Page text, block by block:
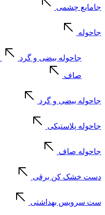
جامایع چشمی
جاحوله
جاحوله بیضی و گرد
صاف
جاحوله بیضی و گرد
جاحوله پلاستیکی
جاحوله صاف
دست خشک کن برقی
ست سرویس بهداشتی